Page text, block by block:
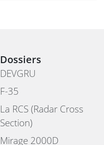
Dossiers
DEVGRU
F-35
La RCS (Radar Cross
Section)
Mirage 2000D